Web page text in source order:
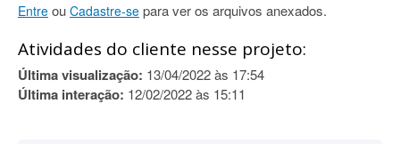
Entre ou Cadastre-se para ver os arquivos anexados.
Atividades do cliente nesse projeto:
Última visualização: 13/04/2022 às 17:54
Última interação: 12/02/2022 às 15:11